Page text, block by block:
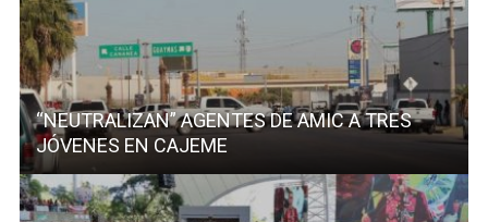
“NEUTRALIZAN” AGENTES DE AMIC A TRES
JÓVENES EN CAJEME